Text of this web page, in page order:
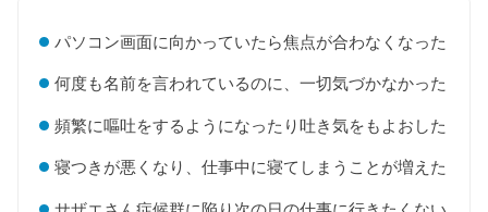
パソコン画面に向かっていたら焦点が合わなくなった
何度も名前を言われているのに、一切気づかなかった
頻繁に嘔吐をするようになったり吐き気をもよおした
寝つきが悪くなり、仕事中に寝てしまうことが増えた